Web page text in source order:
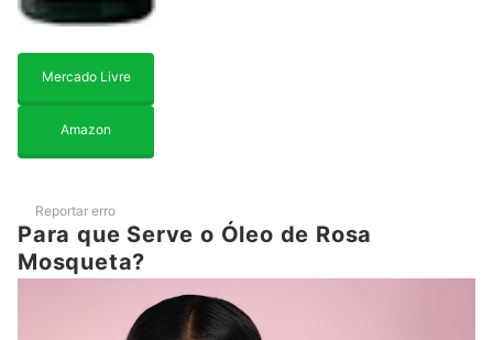
Mercado Livre
Amazon
Reportar erro
Para que Serve o Óleo de Rosa
Mosqueta?